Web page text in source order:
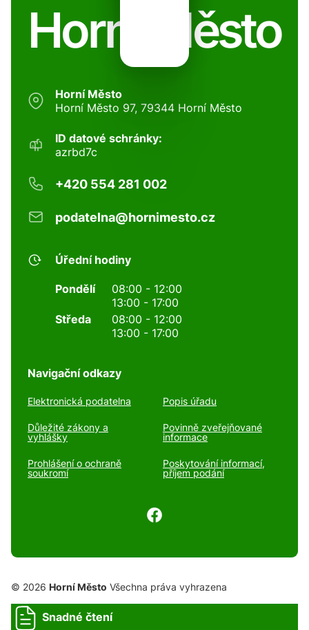
Horní Město
Horní Město
Horní Město 97, 79344 Horní Město
ID datové schránky:
azrbd7c
+420 554 281 002
podatelna@hornimesto.cz
Úřední hodiny
Pondělí
08:00 - 12:00
13:00 - 17:00
Středa
08:00 - 12:00
13:00 - 17:00
Navigační odkazy
Elektronická podatelna Popis úřadu
Důležité zákony a
vyhlášky
Povinně zveřejňované
informace
Prohlášení o ochraně
soukromí
Poskytování informací,
příjem podání
© 2026 Horní Město Všechna práva vyhrazena
Snadné čtení